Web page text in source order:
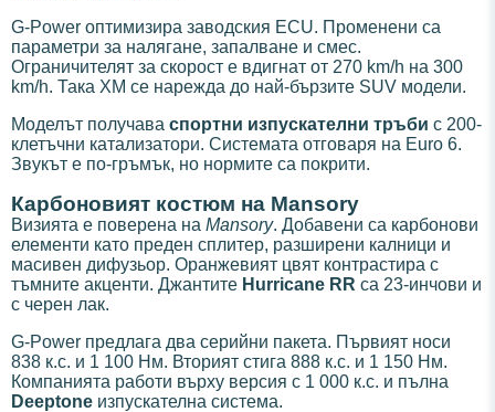
G-Power оптимизира заводския ECU. Променени са
параметри за налягане, запалване и смес.
Ограничителят за скорост е вдигнат от 270 km/h на 300
km/h. Така XM се нарежда до най-бързите SUV модели.
Моделът получава спортни изпускателни тръби с 200-
клетъчни катализатори. Системата отговаря на Euro 6.
Звукът е по-гръмък, но нормите са покрити.
Карбоновият костюм на Mansory
Визията е поверена на Mansory. Добавени са карбонови
елементи като преден сплитер, разширени калници и
масивен дифузьор. Оранжевият цвят контрастира с
тъмните акценти. Джантите Hurricane RR са 23-инчови и
с черен лак.
G-Power предлага два серийни пакета. Първият носи
838 к.с. и 1 100 Нм. Вторият стига 888 к.с. и 1 150 Нм.
Компанията работи върху версия с 1 000 к.с. и пълна
Deeptone изпускателна система.